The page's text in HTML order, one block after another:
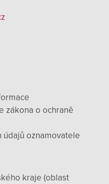
zákona o ochraně
údajů oznamovatele
kraje (oblast